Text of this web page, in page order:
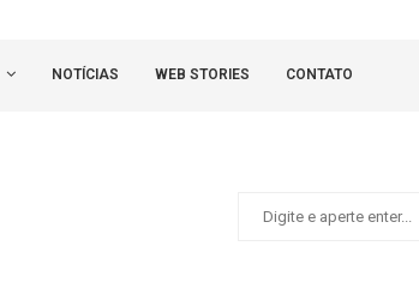
NOTÍCIAS WEB STORIES CONTATO